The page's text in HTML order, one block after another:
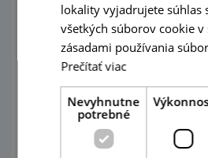
W
lokality vyjadrujete súhlas
všetkých súborov cookie v
zásadami používania
Prečítať viac
Nevyhnutne
potrebné